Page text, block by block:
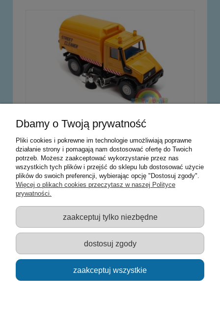
Mercedes-Benz Unimog zamiatarka 1:43 model
22,00 zł
do koszyka
Dbamy o Twoją prywatność
Pliki cookies i pokrewne im technologie umożliwiają poprawne
działanie strony i pomagają nam dostosować ofertę do Twoich
potrzeb. Możesz zaakceptować wykorzystanie przez nas
wszystkich tych plików i przejść do sklepu lub dostosować użycie
plików do swoich preferencji, wybierając opcję "Dostosuj zgody".
Więcej o plikach cookies przeczytasz w naszej Polityce
prywatności.
zaakceptuj tylko niezbędne
dostosuj zgody
zaakceptuj wszystkie